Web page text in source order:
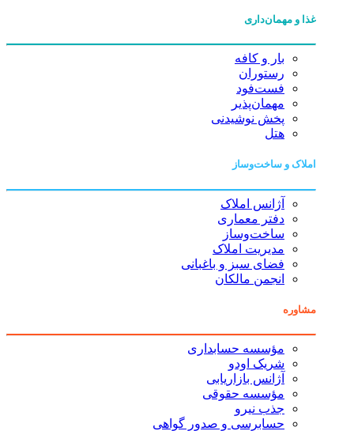
غذا و مهمان‌داری
بار و کافه
رستوران
فست‌فود
مهمان‌پذیر
پخش نوشیدنی
هتل
املاک و ساخت‌وساز
آژانس املاک
دفتر معماری
ساخت‌وساز
مدیریت املاک
فضای سبز و باغبانی
انجمن مالکان
مشاوره
مؤسسه حسابداری
شریک اودو
آژانس بازاریابی
مؤسسه حقوقی
جذب نیرو
حسابرسی و صدور گواهی